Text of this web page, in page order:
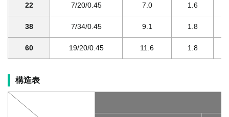
22 7/20/0.45 7.0 1.6
38 7/34/0.45 9.1 1.8
60 19/20/0.45 11.6 1.8
構造表